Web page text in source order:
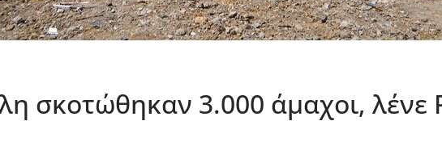
σκοτώθηκαν 3.000 άμαχοι, λένε